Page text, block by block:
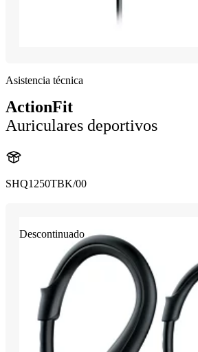
Asistencia técnica
ActionFit
Auriculares deportivos
SHQ1250TBK/00
Descontinuado